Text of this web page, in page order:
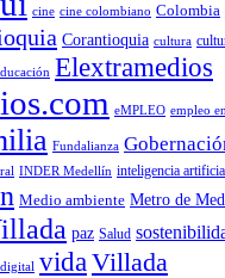
cine cine colombiano Colombia
Corantioquia cultura
Elextramedios
eMPLEO empleo
Fundalianza
INDER Medellín inteligencia artificial
Medio ambiente Metro de
paz Salud
vida Villada